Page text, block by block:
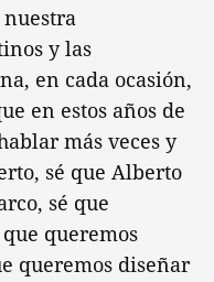
y las
en cada ocasión,
en estos años de
más veces y
sé que Alberto
sé que
queremos
queremos diseñar